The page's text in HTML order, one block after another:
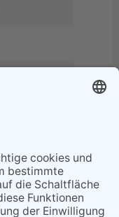
weite Wege
nicht